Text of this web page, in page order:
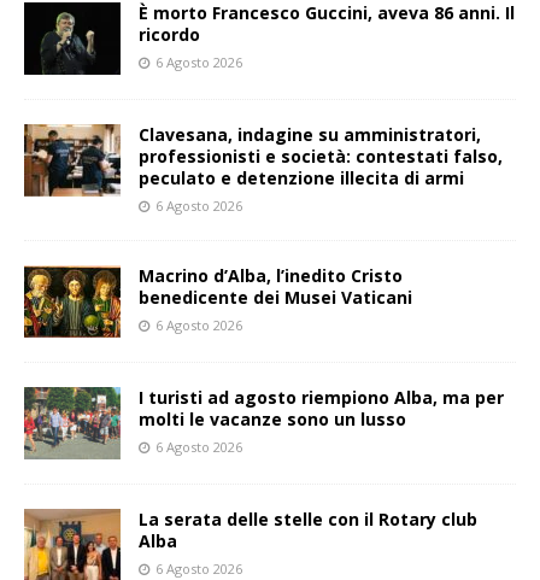
È morto Francesco Guccini, aveva 86 anni. Il
ricordo
6 Agosto 2026
Clavesana, indagine su amministratori,
professionisti e società: contestati falso,
peculato e detenzione illecita di armi
6 Agosto 2026
Macrino d’Alba, l’inedito Cristo
benedicente dei Musei Vaticani
6 Agosto 2026
I turisti ad agosto riempiono Alba, ma per
molti le vacanze sono un lusso
6 Agosto 2026
La serata delle stelle con il Rotary club
Alba
6 Agosto 2026